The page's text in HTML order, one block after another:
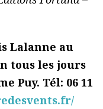
Lalanne au
tous les jours
Puy. Tél: 06 11